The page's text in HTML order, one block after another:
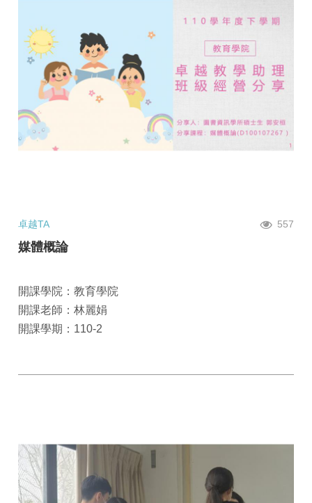
卓越TA 557
媒體概論
開課學院：教育學院
開課老師：林麗娟
開課學期：110-2